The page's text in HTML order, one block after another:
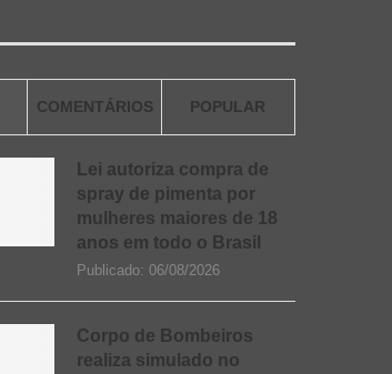
COMENTÁRIOS POPULAR
Lei autoriza compra de
spray de pimenta por
mulheres maiores de 18
anos em todo o Brasil
Publicado: 06/08/2026
Corpo de Bombeiros
realiza simulado no